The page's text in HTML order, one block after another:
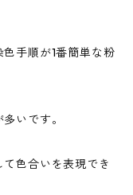
手順が1番簡単な粉
いです。
色合いを表現でき